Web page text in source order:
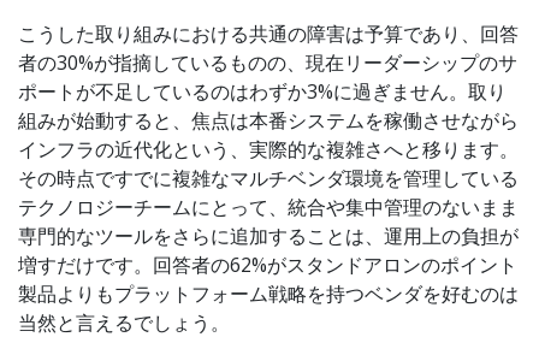
こうした取り組みにおける共通の障害は予算であり、回答
者の30%が指摘しているものの、現在リーダーシップのサ
ポートが不足しているのはわずか3%に過ぎません。取り
組みが始動すると、焦点は本番システムを稼働させながら
インフラの近代化という、実際的な複雑さへと移ります。
その時点ですでに複雑なマルチベンダ環境を管理している
テクノロジーチームにとって、統合や集中管理のないまま
専門的なツールをさらに追加することは、運用上の負担が
増すだけです。回答者の62%がスタンドアロンのポイント
製品よりもプラットフォーム戦略を持つベンダを好むのは
当然と言えるでしょう。